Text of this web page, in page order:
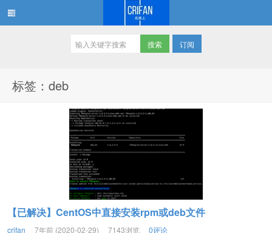
订阅
标签：deb
【已解决】CentOS中直接安装rpm或deb文件
crifan 7年前 (2020-02-29) 7143浏览 0评论